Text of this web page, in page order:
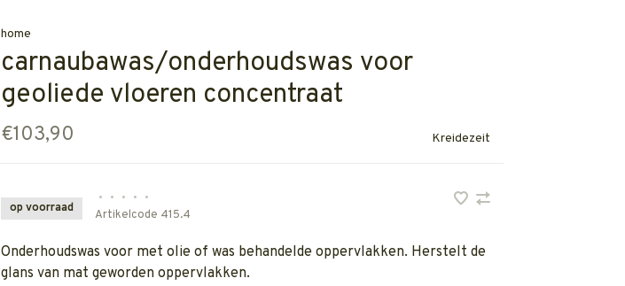
home
carnaubawas/onderhoudswas voor
geoliede vloeren concentraat
€103,90 Kreidezeit
op voorraad
• • • •
•
Artikelcode 415.4
Onderhoudswas voor met olie of was behandelde oppervlakken. Herstelt de
glans van mat geworden oppervlakken.